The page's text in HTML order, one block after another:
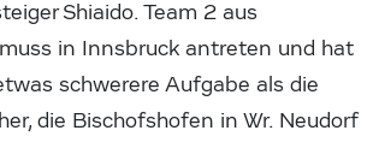
Shiaido. Team 2 aus
in Innsbruck antreten und hat
schwerere Aufgabe als die
die Bischofshofen in Wr. Neudorf